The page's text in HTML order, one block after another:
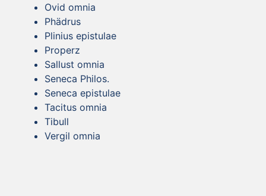
Ovid omnia
Phädrus
Plinius epistulae
Properz
Sallust omnia
Seneca Philos.
Seneca epistulae
Tacitus omnia
Tibull
Vergil omnia